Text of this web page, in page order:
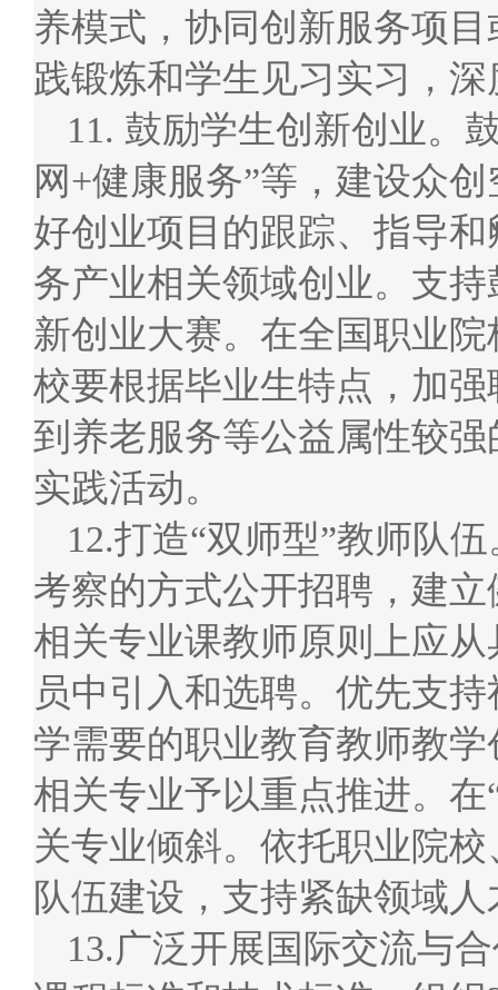
养模式，协同创新服务项
践锻炼和学生见习实习，
11. 鼓励学生创新创业。
网+健康服务”等，建设众
好创业项目的跟踪、指导
务产业相关领域创业。支
新创业大赛。在全国职业
校要根据毕业生特点，加
到养老服务等公益属性较
实践活动。
12.打造“双师型”教师队
考察的方式公开招聘，建
相关专业课教师原则上应
员中引入和选聘。优先支
学需要的职业教育教师教
相关专业予以重点推进。
关专业倾斜。依托职业院
队伍建设，支持紧缺领域
13.广泛开展国际交流与